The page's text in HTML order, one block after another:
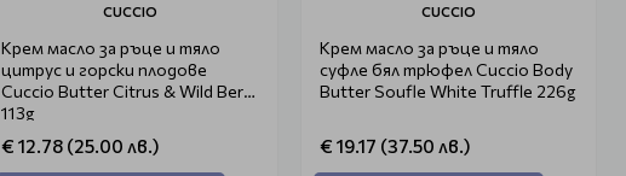
CUCCIO
Крем масло за ръце и тяло
цитрус и горски плодове
Cuccio Butter Citrus & Wild Berry
113g
€ 12.78 (25.00 лв.)
CUCCIO
Крем масло за ръце и тяло
суфле бял трюфел Cuccio Body
Butter Soufle White Truffle 226g
€ 19.17 (37.50 лв.)